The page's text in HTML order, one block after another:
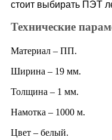
стоит выбирать ПЭТ
Технические
Материал – ПП.
Ширина – 19 мм.
Толщина – 1 мм.
Намотка – 1000 м.
Цвет – белый.